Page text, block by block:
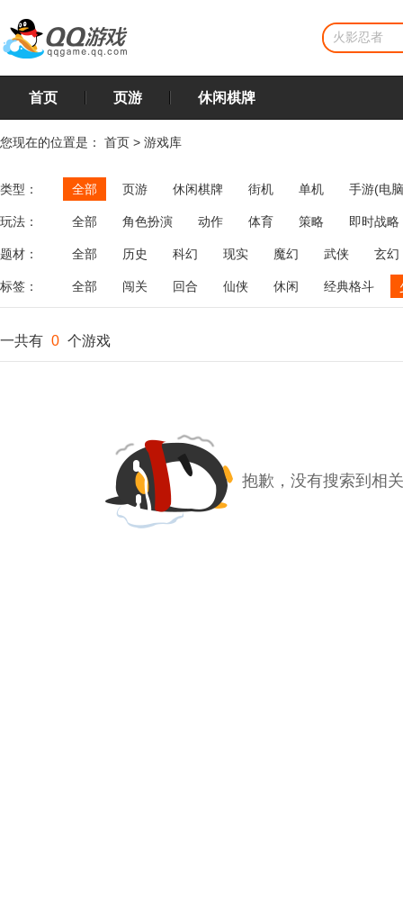
首页 页游 休闲棋牌
您现在的位置是： 首页 > 游戏库
类型： 全部 页游 休闲棋牌 街机 单机 手游(电
玩法： 全部 角色扮演 动作 体育 策略
即时战略
飞行
恋爱 第三人称射击 棋类 牌类 麻将
题材： 全部 历史 科幻 现实 魔幻 武侠 玄幻
标签： 全部 闯关 回合 仙侠 休闲 经典格斗
一共有 0 个游戏
抱歉，没有搜索到相